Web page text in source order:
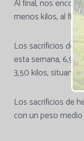
Al final, nos
menos kilos, al
Los sacrificios de
esta semana,
3,50 kilos,
Los sacrificios de
con un peso